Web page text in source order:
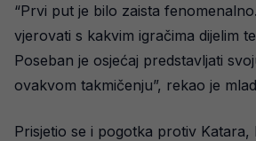
“Prvi put je bilo zaista
vjerovati s kakvim igračima dijelim
Poseban je osjećaj predstavljati
ovakvom takmičenju”, rekao je
Prisjetio se i pogotka protiv